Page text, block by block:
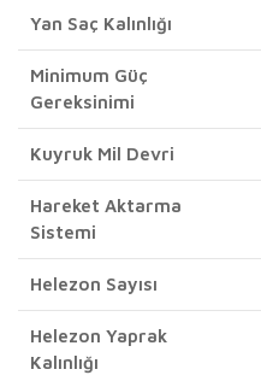
Yan Saç Kalınlığı
Minimum Güç
Gereksinimi
Kuyruk Mil Devri
Hareket Aktarma
Sistemi
Helezon Sayısı
Helezon Yaprak
Kalınlığı